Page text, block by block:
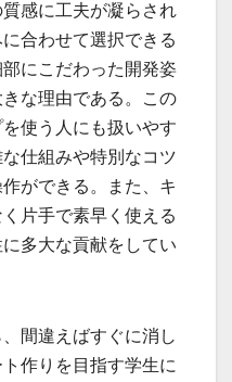
感に工夫が凝らされ
合わせて選択できる
にこだわった開発姿
な理由である。この
使う人にも扱いやす
仕組みや特別なコツ
ができる。また、キ
片手で素早く使える
多大な貢献をしてい
間違えばすぐに消し
作りを目指す学生に